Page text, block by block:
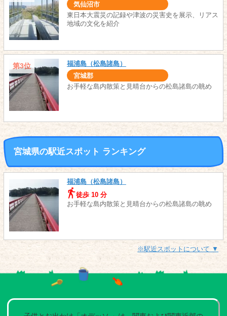
気仙沼市
東日本大震災の記録や津波の災害史を展示、リアス
地域の文化を紹介
第3位 福浦島（松島諸島）
宮城郡
お手軽な島内散策と見晴台からの松島諸島の眺め
宮城県の駅近スポット ランキング
福浦島（松島諸島）
徒歩 10 分
お手軽な島内散策と見晴台からの松島諸島の眺め
※駅近スポットについて ▼